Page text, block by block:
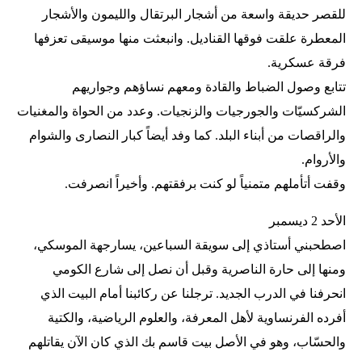
للقصر حديقة واسعة من أشجار البرتقال والليمون والأشجار
المعطرة علقت فوقها القناديل. وانبعثت منها موسيقى تعزفها
فرقة عسكرية.
تتابع وصول الضباط والقادة ومعهم نساؤهم وجواريهم
الشركسيّات والجورجيات والزنجيات. وعدد من الحواة والمغنيات
والراقصات من أبناء البلد. كما وفد أيضاً كبار النصارى والشوام
والأروام.
وقفت أتأملهم متمنياً لو كنت برفقتهم. وأخيراً انصرفت.
الأحد 2 ديسمبر
اصطحبني أستاذي إلى سويقة السباعين، يسارجهة الموسكي،
ومنها إلى حارة الناصرية وقبل أن نصل إلى شارع الكومي
انحرفنا في الدرب الجديد. ترجلنا عن ركائبنا أمام البيت الذي
أفرده الفرنساوية لأهل المعرفة، والعلوم الرياضية، والكتية
والحسّاب، وهو في الأصل بيت قاسم بك الذي كان الآن يقاتلهم